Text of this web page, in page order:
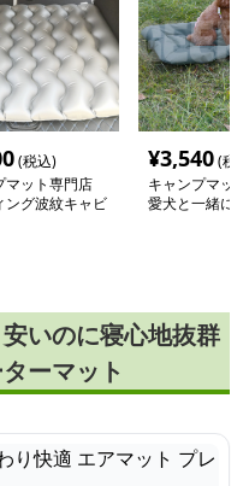
(税込)
マット専門店
ング波紋キャビ
¥3,540(税
キャンプマッ
愛犬と一緒に
いのに寝心地抜群
ーマット